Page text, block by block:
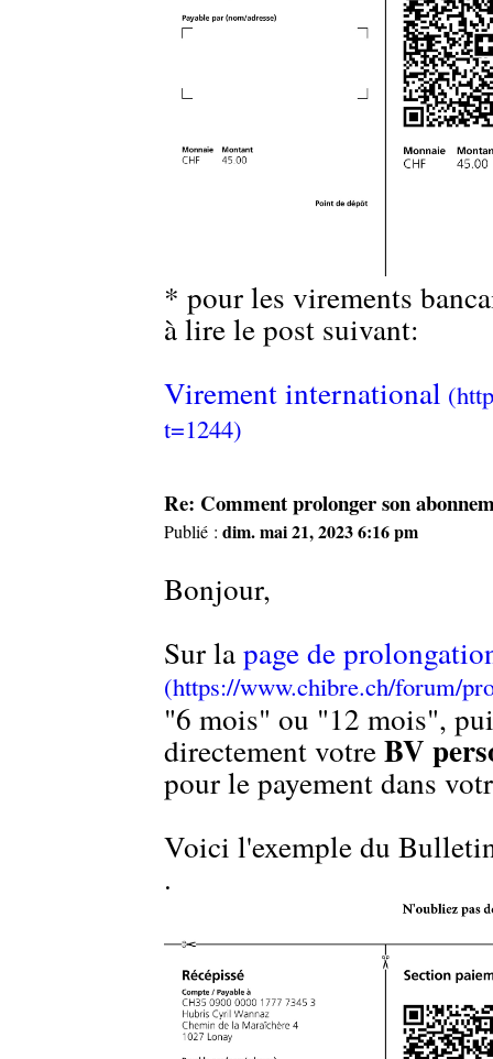
* pour les virements
à lire le post suivant:
Virement international
Re: Comment prolonger son
Publié :dim. mai 21, 2023 6:16 pm
Bonjour,
Sur lapage de
"6 mois" ou "12 mois",
directement votreBV
pour le payement dans
Voici l'exemple du
.